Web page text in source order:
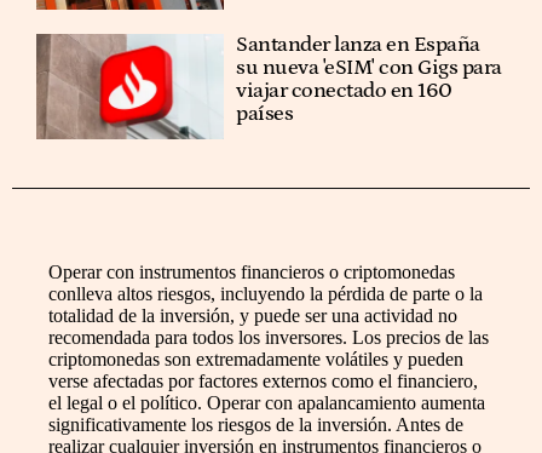
Santander lanza en España
su nueva 'eSIM' con Gigs para
viajar conectado en 160
países
Operar con instrumentos financieros o criptomonedas
conlleva altos riesgos, incluyendo la pérdida de parte o la
totalidad de la inversión, y puede ser una actividad no
recomendada para todos los inversores. Los precios de las
criptomonedas son extremadamente volátiles y pueden
verse afectadas por factores externos como el financiero,
el legal o el político. Operar con apalancamiento aumenta
significativamente los riesgos de la inversión. Antes de
realizar cualquier inversión en instrumentos financieros o